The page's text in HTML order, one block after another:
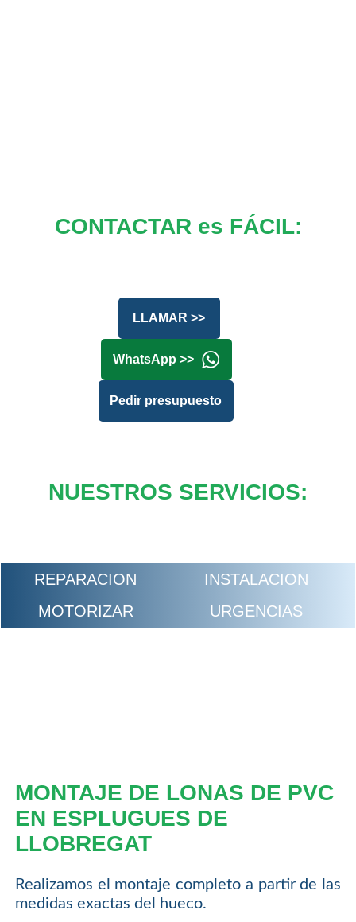
CONTACTAR es FÁCIL:
LLAMAR >>
WhatsApp >>
Pedir presupuesto
NUESTROS SERVICIOS:
REPARACION
INSTALACION
MOTORIZAR
URGENCIAS
MONTAJE DE LONAS DE PVC
EN ESPLUGUES DE
LLOBREGAT
Realizamos el montaje completo a partir de las
medidas exactas del hueco.